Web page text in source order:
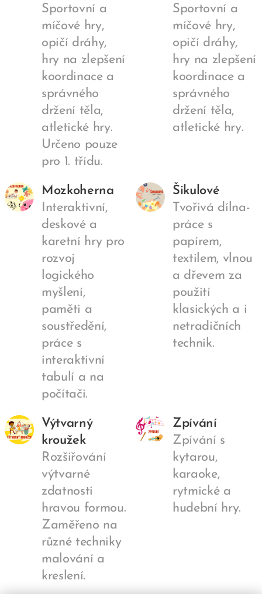
Sportovní a
míčové hry,
opičí dráhy,
hry na zlepšení
koordinace a
správného
držení těla,
atletické hry.
Určeno pouze
pro 1. třídu.
Sportovní a
míčové hry,
opičí dráhy,
hry na zlepšení
koordinace a
správného
držení těla,
atletické hry.
Mozkoherna
Interaktivní,
deskové a
karetní hry pro
rozvoj
logického
myšlení,
paměti a
soustředění,
práce s
interaktivní
tabulí a na
počítači.
Šikulové
Tvořivá dílna-
práce s
papírem,
textilem, vlnou
a dřevem za
použití
klasických a i
netradičních
technik.
Výtvarný
kroužek
Rozšiřování
výtvarné
zdatnosti
hravou formou.
Zaměřeno na
různé techniky
malování a
kreslení.
Zpívání
Zpívání s
kytarou,
karaoke,
rytmické a
hudební hry.